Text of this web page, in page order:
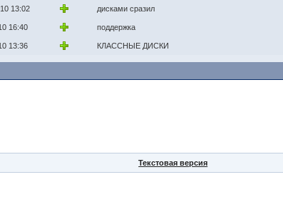
13:02 дисками сразил
16:40 поддержка
13:36 КЛАССНЫЕ ДИСКИ
Текстовая версия